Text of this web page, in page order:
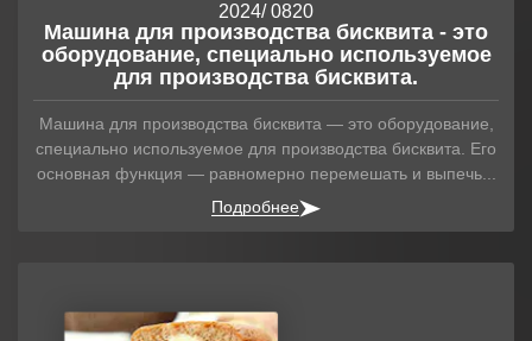
20
/ 08
2024
Машина для производства бисквита - это
оборудование, специально используемое
для производства бисквита.
Машина для производства бисквита — это оборудование,
специально используемое для производства бисквита. Его
основная функция — равномерно перемешать и выпечь...
Подробнее